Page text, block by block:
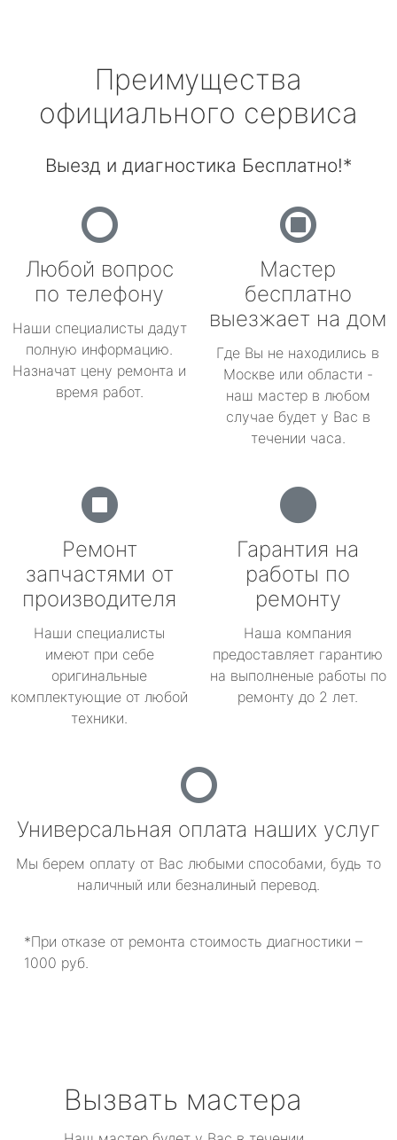
Преимущества
официального сервиса
Выезд и диагностика Бесплатно!*
Любой вопрос
по телефону
Наши специалисты дадут
полную информацию.
Назначат цену ремонта и
время работ.
Мастер
бесплатно
выезжает на дом
Где Вы не находились в
Москве или области -
наш мастер в любом
случае будет у Вас в
течении часа.
Ремонт
запчастями от
производителя
Наши специалисты
имеют при себе
оригинальные
комплектующие от любой
техники.
Гарантия на
работы по
ремонту
Наша компания
предоставляет гарантию
на выполненые работы по
ремонту до 2 лет.
Универсальная оплата наших услуг
Мы берем оплату от Вас любыми способами, будь то
наличный или безналиный перевод.
*При отказе от ремонта стоимость диагностики –
1000 руб.
Вызвать мастера